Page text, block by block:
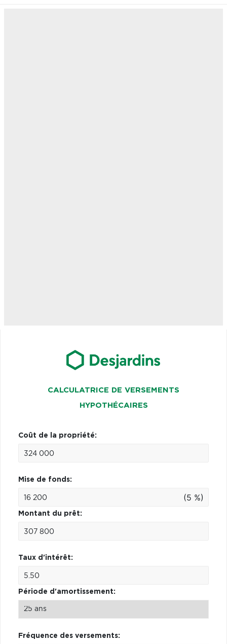
CALCULATRICE DE VERSEMENTS
HYPOTHÉCAIRES
Coût de la propriété:
Mise de fonds:
(5 %)
Montant du prêt:
Taux d'intérêt:
Période d'amortissement:
Fréquence des versements: